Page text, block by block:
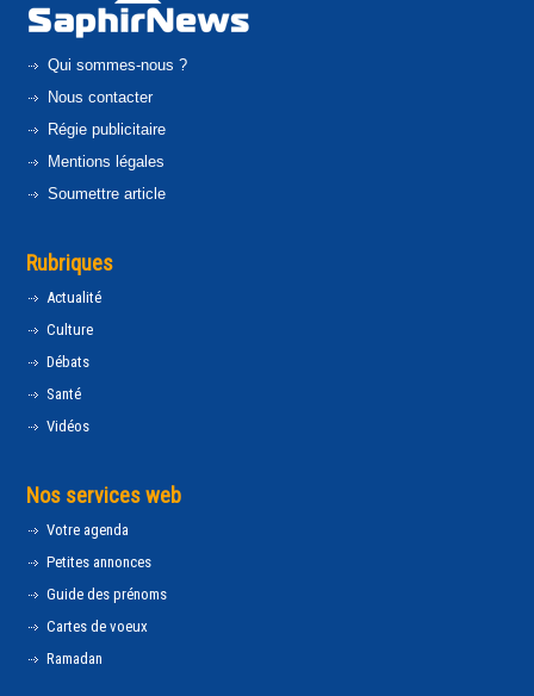
Qui sommes-nous ?
Nous contacter
Régie publicitaire
Mentions légales
Soumettre article
Rubriques
Actualité
Culture
Débats
Santé
Vidéos
Nos services web
Votre agenda
Petites annonces
Guide des prénoms
Cartes de voeux
Ramadan